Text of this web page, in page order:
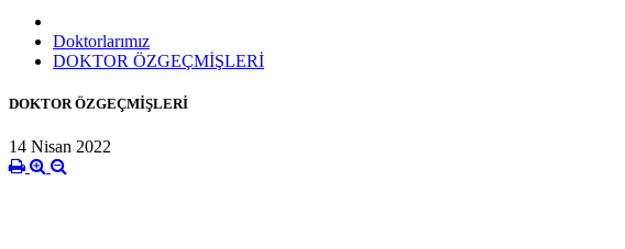
Doktorlarımız
DOKTOR ÖZGEÇMİŞLERİ
DOKTOR ÖZGEÇMİŞLERİ
14 Nisan 2022